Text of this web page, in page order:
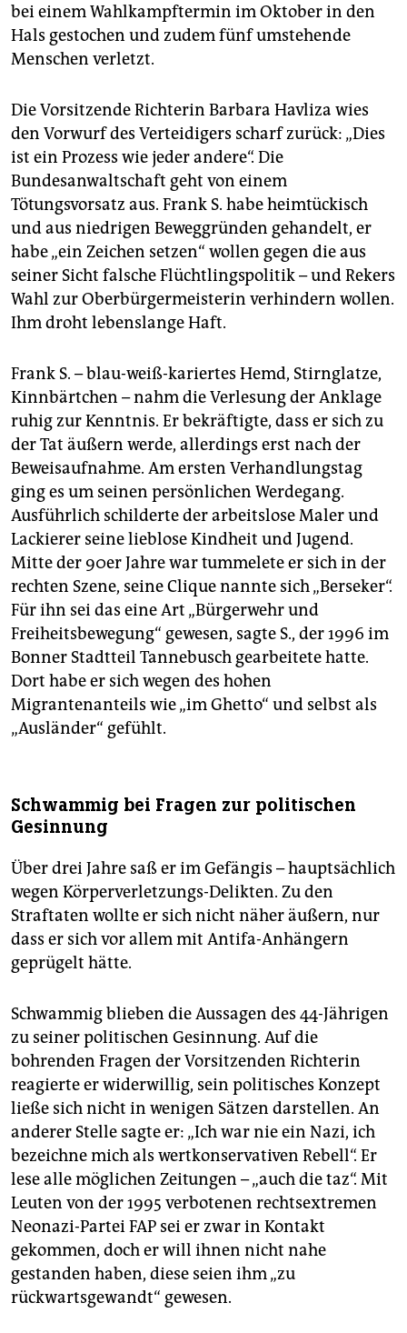
bei einem Wahlkampftermin im Oktober in den
Hals gestochen und zudem fünf umstehende
Menschen verletzt.
Die Vorsitzende Richterin Barbara Havliza wies
den Vorwurf des Verteidigers scharf zurück: „Dies
ist ein Prozess wie jeder andere“. Die
Bundesanwaltschaft geht von einem
Tötungsvorsatz aus. Frank S. habe heimtückisch
und aus niedrigen Beweggründen gehandelt, er
habe „ein Zeichen setzen“ wollen gegen die aus
seiner Sicht falsche Flüchtlingspolitik – und Rekers
Wahl zur Oberbürgermeisterin verhindern wollen.
Ihm droht lebenslange Haft.
Frank S. – blau-weiß-kariertes Hemd, Stirnglatze,
Kinnbärtchen – nahm die Verlesung der Anklage
ruhig zur Kenntnis. Er bekräftigte, dass er sich zu
der Tat äußern werde, allerdings erst nach der
Beweisaufnahme. Am ersten Verhandlungstag
ging es um seinen persönlichen Werdegang.
Ausführlich schilderte der arbeitslose Maler und
Lackierer seine lieblose Kindheit und Jugend.
Mitte der 90er Jahre war tummelete er sich in der
rechten Szene, seine Clique nannte sich „Berseker“.
Für ihn sei das eine Art „Bürgerwehr und
Freiheitsbewegung“ gewesen, sagte S., der 1996 im
Bonner Stadtteil Tannebusch gearbeitete hatte.
Dort habe er sich wegen des hohen
Migrantenanteils wie „im Ghetto“ und selbst als
„Ausländer“ gefühlt.
Schwammig bei Fragen zur politischen
Gesinnung
Über drei Jahre saß er im Gefängis – hauptsächlich
wegen Körperverletzungs-Delikten. Zu den
Straftaten wollte er sich nicht näher äußern, nur
dass er sich vor allem mit Antifa-Anhängern
geprügelt hätte.
Schwammig blieben die Aussagen des 44-Jährigen
zu seiner politischen Gesinnung. Auf die
bohrenden Fragen der Vorsitzenden Richterin
reagierte er widerwillig, sein politisches Konzept
ließe sich nicht in wenigen Sätzen darstellen. An
anderer Stelle sagte er: „Ich war nie ein Nazi, ich
bezeichne mich als wertkonservativen Rebell“. Er
lese alle möglichen Zeitungen – „auch die taz“. Mit
Leuten von der 1995 verbotenen rechtsextremen
Neonazi-Partei FAP sei er zwar in Kontakt
gekommen, doch er will ihnen nicht nahe
gestanden haben, diese seien ihm „zu
rückwartsgewandt“ gewesen.